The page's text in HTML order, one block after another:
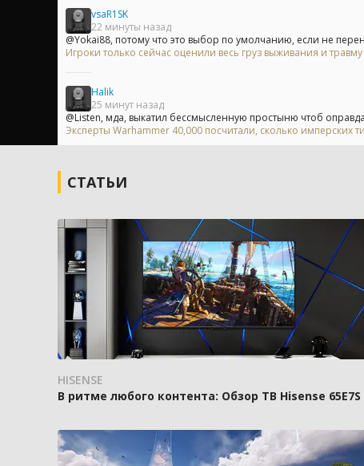
vsaR1SK
22 минуты назад
@Yokai88, потому что это выбор по умолчанию, если не
Игроки только сейчас оценили весь груз выживания и
Halik
25 минут назад
@Listen, мда, выкатил бессмысленную простыню чтоб
Эксперты Warhammer 40,000 посчитали, сколько имперских
СТАТЬИ
HISENSE
В ритме любого контента: Обзор ТВ Hisense 65E7S